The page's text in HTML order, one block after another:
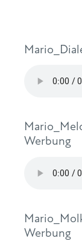
Werbung
Werbung